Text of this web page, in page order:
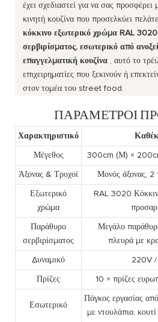
έχει σχεδιαστεί για να σας προσφέρει
κινητή κουζίνα που προσελκύει
κόκκινο εξωτερικό χρώμα RAL
σερβιρίσματος, εσωτερικό από
επαγγελματική κουζίνα , αυτό το
επιχειρηματίες που ξεκινούν ή
στον τομέα του street food.
ΠΑΡΆΜΕΤΡΟΙ
Χαρακτηριστικό
Μέγεθος 300cm (Μ) ×
Άξονας & Τροχοί Μονός άξονας, 2
Εξωτερικό
χρώμα
RAL 3020
Παράθυρο
σερβιρίσματος
Μεγάλο
πλευρά με
Δυναμικό 220V
Πρίζες 10 × πρίζες
Εσωτερικό
Πάγκος εργασίας
με ντουλάπια,